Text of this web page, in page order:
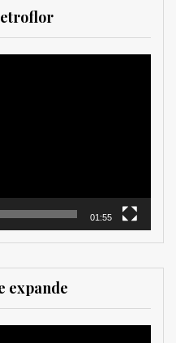
01:55
expande